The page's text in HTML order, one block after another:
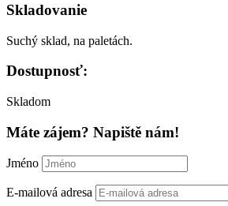
Skladovanie
Suchý sklad, na paletách.
Dostupnosť:
Skladom
Máte zájem? Napiště nám!
Jméno
E-mailová adresa